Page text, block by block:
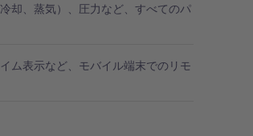
却、蒸気）、圧力など、すべてのパ
ム表示など、モバイル端末でのリモ